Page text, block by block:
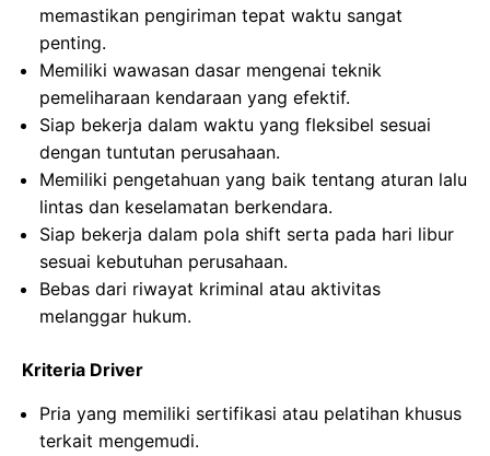
memastikan pengiriman tepat waktu sangat
penting.
Memiliki wawasan dasar mengenai teknik
pemeliharaan kendaraan yang efektif.
Siap bekerja dalam waktu yang fleksibel sesuai
dengan tuntutan perusahaan.
Memiliki pengetahuan yang baik tentang aturan lalu
lintas dan keselamatan berkendara.
Siap bekerja dalam pola shift serta pada hari libur
sesuai kebutuhan perusahaan.
Bebas dari riwayat kriminal atau aktivitas
melanggar hukum.
Kriteria Driver
Pria yang memiliki sertifikasi atau pelatihan khusus
terkait mengemudi.